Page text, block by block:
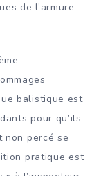
de l’armure
balistique est
pour qu’ils
non percé se
pratique est